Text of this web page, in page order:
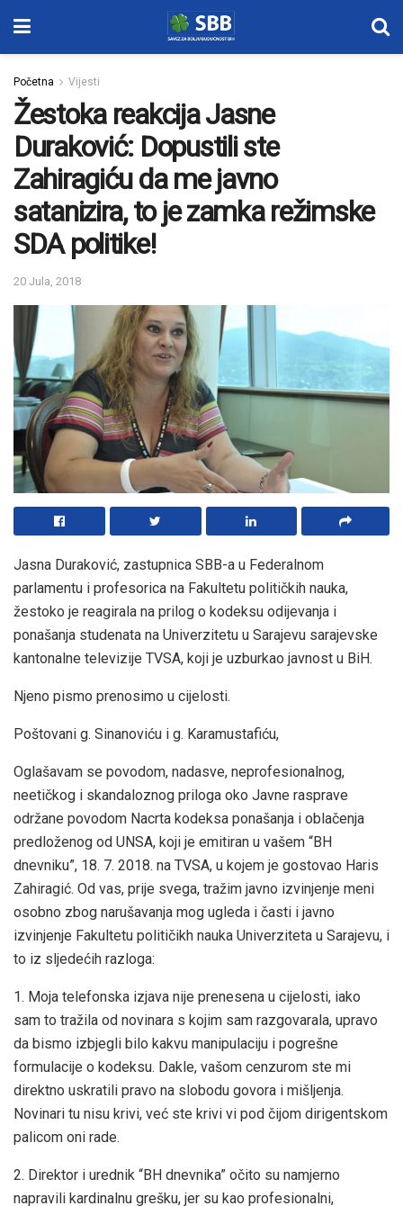
Početna Vijesti
Žestoka reakcija Jasne
Duraković: Dopustili ste
Zahiragiću da me javno
satanizira, to je zamka režimske
SDA politike!
20 Jula, 2018
Jasna Duraković, zastupnica SBB-a u Federalnom
parlamentu i profesorica na Fakultetu političkih nauka,
žestoko je reagirala na prilog o kodeksu odijevanja i
ponašanja studenata na Univerzitetu u Sarajevu sarajevske
kantonalne televizije TVSA, koji je uzburkao javnost u BiH.
Njeno pismo prenosimo u cijelosti.
Poštovani g. Sinanoviću i g. Karamustafiću,
Oglašavam se povodom, nadasve, neprofesionalnog,
neetičkog i skandaloznog priloga oko Javne rasprave
održane povodom Nacrta kodeksa ponašanja i oblačenja
predloženog od UNSA, koji je emitiran u vašem “BH
dnevniku”, 18. 7. 2018. na TVSA, u kojem je gostovao Haris
Zahiragić. Od vas, prije svega, tražim javno izvinjenje meni
osobno zbog narušavanja mog ugleda i časti i javno
izvinjenje Fakultetu političikh nauka Univerziteta u Sarajevu, i
to iz sljedećih razloga:
1. Moja telefonska izjava nije prenesena u cijelosti, iako
sam to tražila od novinara s kojim sam razgovarala, upravo
da bismo izbjegli bilo kakvu manipulaciju i pogrešne
formulacije o kodeksu. Dakle, vašom cenzurom ste mi
direktno uskratili pravo na slobodu govora i mišljenja.
Novinari tu nisu krivi, već ste krivi vi pod čijom dirigentskom
palicom oni rade.
2. Direktor i urednik “BH dnevnika” očito su namjerno
napravili kardinalnu grešku, jer su kao profesionalni,